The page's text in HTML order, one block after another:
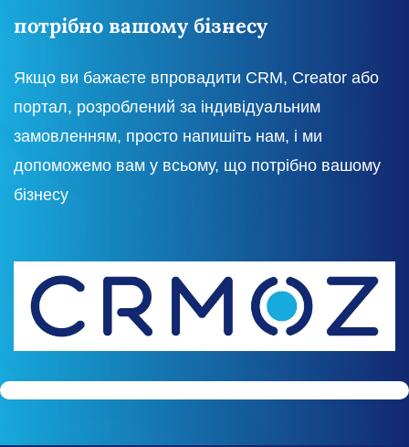
потрібно вашому бізнесу
Якщо ви бажаєте впровадити CRM, Creator або
портал, розроблений за індивідуальним
замовленням, просто напишіть нам, і ми
допоможемо вам у всьому, що потрібно вашому
бізнесу